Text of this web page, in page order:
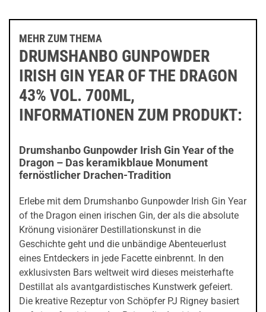
MEHR ZUM THEMA
DRUMSHANBO GUNPOWDER
IRISH GIN YEAR OF THE DRAGON
43% VOL. 700ML,
INFORMATIONEN ZUM PRODUKT:
Drumshanbo Gunpowder Irish Gin Year of the
Dragon – Das keramikblaue Monument
fernöstlicher Drachen-Tradition
Erlebe mit dem Drumshanbo Gunpowder Irish Gin Year
of the Dragon einen irischen Gin, der als die absolute
Krönung visionärer Destillationskunst in die
Geschichte geht und die unbändige Abenteuerlust
eines Entdeckers in jede Facette einbrennt. In den
exklusivsten Bars weltweit wird dieses meisterhafte
Destillat als avantgardistisches Kunstwerk gefeiert.
Die kreative Rezeptur von Schöpfer PJ Rigney basiert